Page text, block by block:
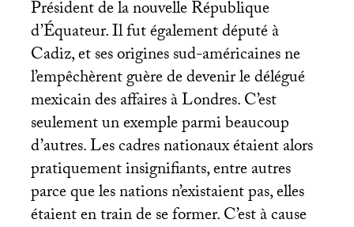
Président de la nouvelle République
d’Équateur. Il fut également député à
Cadiz, et ses origines sud-américaines ne
l’empêchèrent guère de devenir le délégué
mexicain des affaires à Londres. C’est
seulement un exemple parmi beaucoup
d’autres. Les cadres nationaux étaient alors
pratiquement insignifiants, entre autres
parce que les nations n’existaient pas, elles
étaient en train de se former. C’est à cause